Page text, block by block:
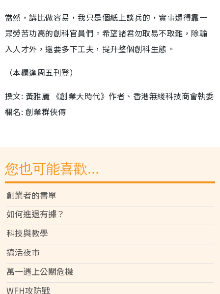
當然，講比做容易，我只是個紙上談兵的，實事還得靠一
眾勞苦功高的創科官員們。希望諸君勿取易不取難，除輸
入人才外，還要多下工夫，提升整個創科生態。
（本欄逢周五刊登）
撰文: 黃雅麗 《創業大時代》作者、香港無綫科技商會執委
欄名: 創業群俠傳
您也可能喜歡...
創業者的書單
如何進退有據？
科技與教學
搞活夜市
萬一遇上公關危機
WFH攻防戰